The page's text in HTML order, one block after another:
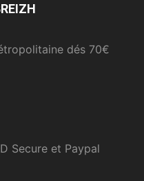
dés 70€
Secure et Paypal